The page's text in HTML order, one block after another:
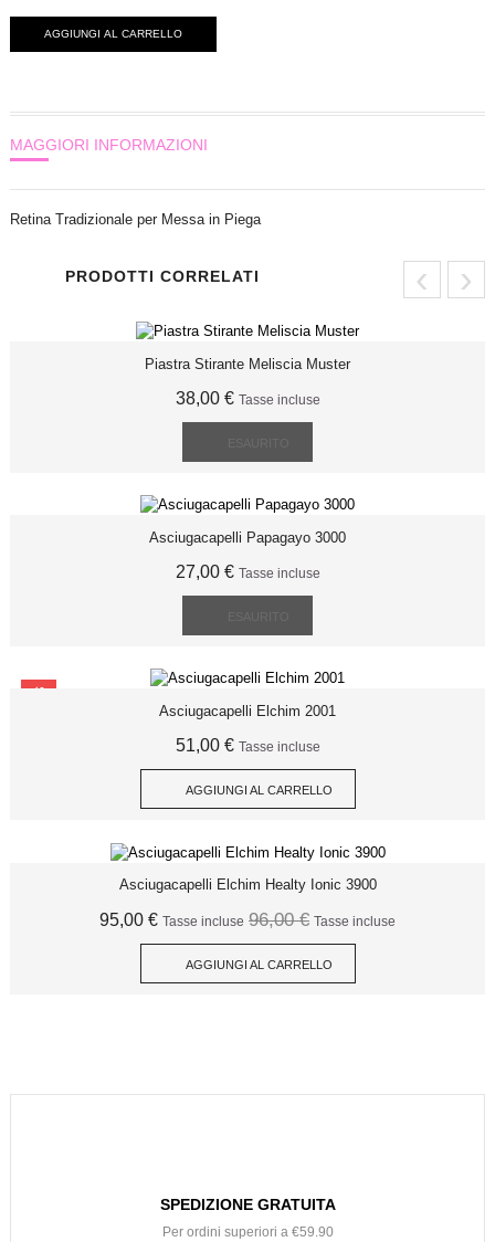
AGGIUNGI AL CARRELLO
MAGGIORI INFORMAZIONI
Retina Tradizionale per Messa in Piega
PRODOTTI CORRELATI ‹ ›
Piastra Stirante Meliscia Muster
38,00 € Tasse incluse
Asciugacapelli Papagayo 3000
27,00 € Tasse incluse
Asciugacapelli Elchim 2001
51,00 € Tasse incluse
AGGIUNGI AL CARRELLO
Asciugacapelli Elchim Healty Ionic 3900
95,00 € Tasse incluse 96,00 € Tasse incluse
AGGIUNGI AL CARRELLO
SPEDIZIONE GRATUITA
Per ordini superiori a €59.90